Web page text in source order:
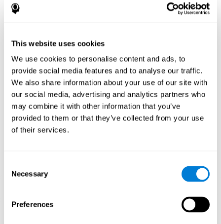
This website uses cookies
We use cookies to personalise content and ads, to
provide social media features and to analyse our traffic.
We also share information about your use of our site with
our social media, advertising and analytics partners who
may combine it with other information that you’ve
provided to them or that they’ve collected from your use
of their services.
Selection
Necessary
Preferences
הקוגניטיביות שלי?
סינפסות חדשות, ולעזור למסלולים עצביים לארגן מחדש ולהשיב
לתפקודים קוגניטיביים מוחלשים או פגומים.
המשחק דבורת הצבע עוזר להפעיל תשומת לב. גירוי קשב באופן עקבי
יכול לעזור ליצור סינפסות חדשות, לארגן מחדש מסלולים עצביים ולשפר
את תפקודים קוגניטיביים.
שבוע ראשון שבוע שני שבוע שלישי